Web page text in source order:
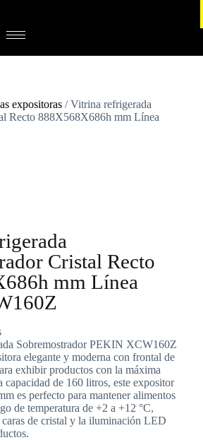
expositoras/ Vitrina refrigerada
Recto 888X568X686h mm Línea
Cristal Recto
mm Línea
Sobremostrador PEKIN XCW160Z
elegante y moderna con frontal de
exhibir productos con la máxima
de 160 litros, este expositor
es perfecto para mantener alimentos
de temperatura de +2 a +12 °C,
caras de cristal y la iluminación LED